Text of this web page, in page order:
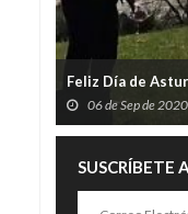
Feliz Día de
06 de Sep de 2020
SUSCRÍBETE